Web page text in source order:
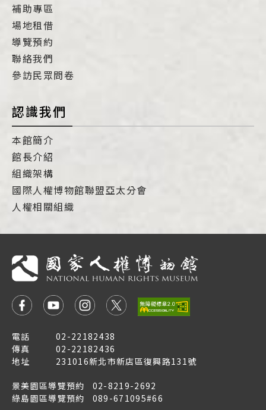
補助專區
場地租借
導覽預約
聯絡我們
參訪民眾問卷
認識我們
本館簡介
館長介紹
組織架構
國際人權博物館聯盟亞太分會
人權相關組織
電話
02-22182438
傳真
02-22182436
地址
231016新北市新店區復興路131號
景美園區導覽預約
02-8219-2692
綠島園區導覽預約
089-671095#66